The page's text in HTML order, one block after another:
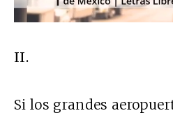
II.
Si los grandes